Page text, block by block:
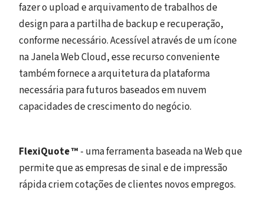
fazer o upload e arquivamento de trabalhos de
design para a partilha de backup e recuperação,
conforme necessário. Acessível através de um ícone
na Janela Web Cloud, esse recurso conveniente
também fornece a arquitetura da plataforma
necessária para futuros baseados em nuvem
capacidades de crescimento do negócio.
FlexiQuote ™ - uma ferramenta baseada na Web que
permite que as empresas de sinal e de impressão
rápida criem cotações de clientes novos empregos.